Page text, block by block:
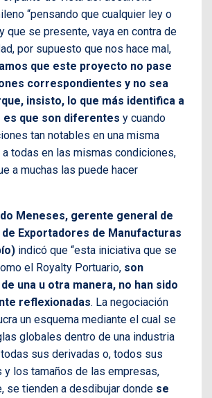
“pensando que cualquier ley o
que se presente, vaya en contra de
por supuesto que nos hace mal,
que este proyecto no pase
correspondientes y no sea
insisto, lo que más identifica a
es que son diferentes y cuando
tan notables en una misma
a todas en las mismas condiciones,
a muchas las puede hacer
Meneses, gerente general de
Exportadores de Manufacturas
indicó que “esta iniciativa que se
el Royalty Portuario, son
una u otra manera, no han sido
reflexionadas. La negociación
un esquema mediante el cual se
globales dentro de una industria
sus derivadas o, todos sus
y los tamaños de las empresas,
se tienden a desdibujar donde se